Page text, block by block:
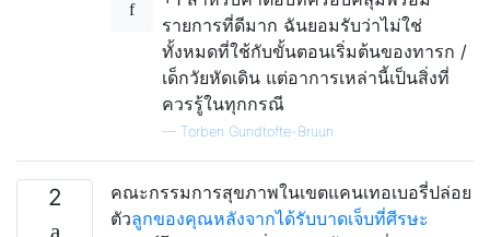
รายการที่ดีมาก ฉันยอมรับว่าไม่ใช่
ทั้งหมดที่ใช้กับขั้นตอนเริ่มต้นของทารก /
เด็กวัยหัดเดิน แต่อาการเหล่านี้เป็นสิ่งที่
ควรรู้ในทุกกรณี
— Torben Gundtofte-Bruun
2
คณะกรรมการสุขภาพในเขตแคนเทอเบอรี่ปล่อย
ตัวลูกของคุณหลังจากได้รับบาดเจ็บที่ศีรษะ